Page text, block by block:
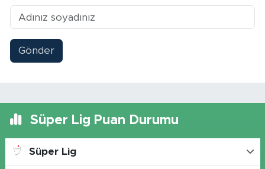
Gönder
Süper Lig Puan Durumu
Süper Lig